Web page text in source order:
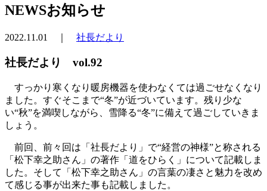
NEWSお知らせ
2022.11.01 ｜ 社長だより
社長だより vol.92
すっかり寒くなり暖房機器を使わなくては過ごせなくなり
ました。すぐそこまで“冬”が近づいています。残り少な
い“秋”を満喫しながら、雪降る“冬”に備えて過ごしていきま
しょう。
前回、前々回は「社長だより」で“経営の神様”と称される
「松下幸之助さん」の著作「道をひらく」について記載しま
した。そして「松下幸之助さん」の言葉の凄さと魅力を改め
て感じる事が出来た事も記載しました。